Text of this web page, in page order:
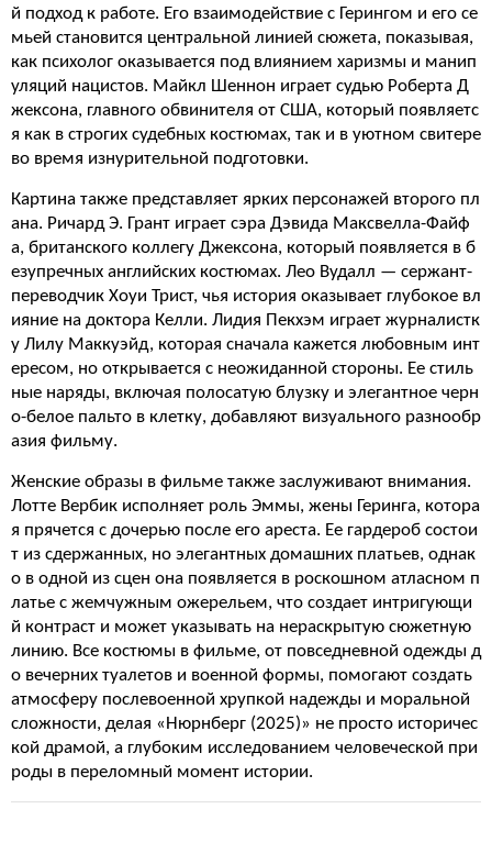
й подход к работе. Его взаимодействие с Герингом и его се
мьей становится центральной линией сюжета, показывая,
как психолог оказывается под влиянием харизмы и манип
уляций нацистов. Майкл Шеннон играет судью Роберта Д
жексона, главного обвинителя от США, который появляетс
я как в строгих судебных костюмах, так и в уютном свитере
во время изнурительной подготовки.
Картина также представляет ярких персонажей второго пл
ана. Ричард Э. Грант играет сэра Дэвида Максвелла-Файф
а, британского коллегу Джексона, который появляется в б
езупречных английских костюмах. Лео Вудалл — сержант-
переводчик Хоуи Трист, чья история оказывает глубокое вл
ияние на доктора Келли. Лидия Пекхэм играет журналистк
у Лилу Маккуэйд, которая сначала кажется любовным инт
ересом, но открывается с неожиданной стороны. Ее стиль
ные наряды, включая полосатую блузку и элегантное черн
о-белое пальто в клетку, добавляют визуального разнообр
азия фильму.
Женские образы в фильме также заслуживают внимания.
Лотте Вербик исполняет роль Эммы, жены Геринга, котора
я прячется с дочерью после его ареста. Ее гардероб состои
т из сдержанных, но элегантных домашних платьев, однак
о в одной из сцен она появляется в роскошном атласном п
латье с жемчужным ожерельем, что создает интригующи
й контраст и может указывать на нераскрытую сюжетную
линию. Все костюмы в фильме, от повседневной одежды д
о вечерних туалетов и военной формы, помогают создать
атмосферу послевоенной хрупкой надежды и моральной
сложности, делая «Нюрнберг (2025)» не просто историчес
кой драмой, а глубоким исследованием человеческой при
роды в переломный момент истории.